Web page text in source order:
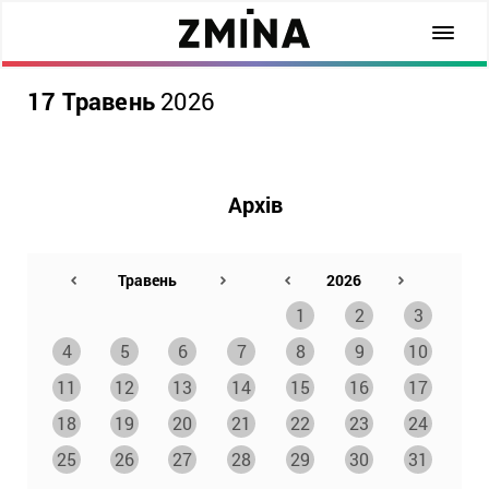
17 Травень 2026
Архів
1 2
3
4
5 6 7 8 9
10
11
12 13 14 15 16
17
18
19 20 21 22 23
24
25
26 27 28 29 30 31